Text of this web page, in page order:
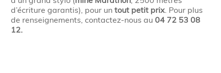
d’écriture garantis), pour untout petit prix. Pour plus
de renseignements, contactez-nous au04 72 53 08
12.